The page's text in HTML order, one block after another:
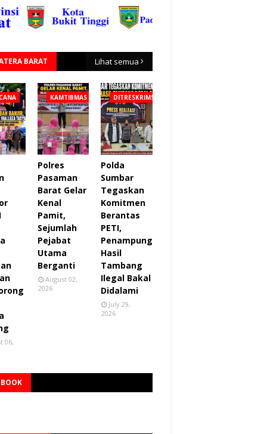
BARAT Lihat semua
06,
KAMTIBMAS
Polres
Pasaman
Barat Gelar
Kenal
Pamit,
Sejumlah
Pejabat
Utama
Berganti
August 02,
2026
DITRESKRIMSUS
Polda
Sumbar
Tegaskan
Komitmen
Berantas
PETI,
Penampung
Hasil
Tambang
Ilegal Bakal
Didalami
July 29,
2026